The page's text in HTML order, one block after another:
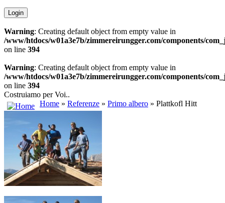
Warning: Creating default object from empty value in
/www/htdocs/w01a3e7b/zimmereirungger.com/components/
on line 394
Warning: Creating default object from empty value in
/www/htdocs/w01a3e7b/zimmereirungger.com/components/
on line 394
Costruiamo per Voi..
Home » Referenze » Primo albero » Plattkofl Hitt